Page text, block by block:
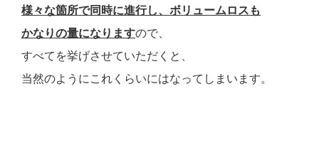
様々な箇所で同時に進行し、ボリュームロスも
かなりの量になりますので、
すべてを挙げさせていただくと、
当然のようにこれくらいにはなってしまいます。